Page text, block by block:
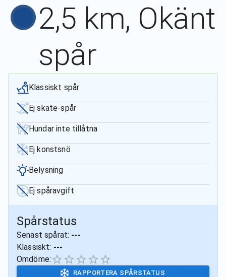
2,5 km, Okänt
spår
Klassiskt spår
Ej skate-spår
Hundar inte tillåtna
Ej konstsnö
Belysning
Ej spåravgift
Spårstatus
Senast spårat: ---
Klassiskt: ---
Omdöme:
RAPPORTERA SPÅRSTATUS